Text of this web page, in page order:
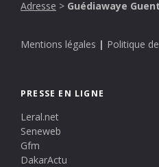
Adresse > Guédiawaye
Mentions légales | Politique
PRESSE EN LIGNE
Leral.net
Seneweb
Gfm
DakarActu